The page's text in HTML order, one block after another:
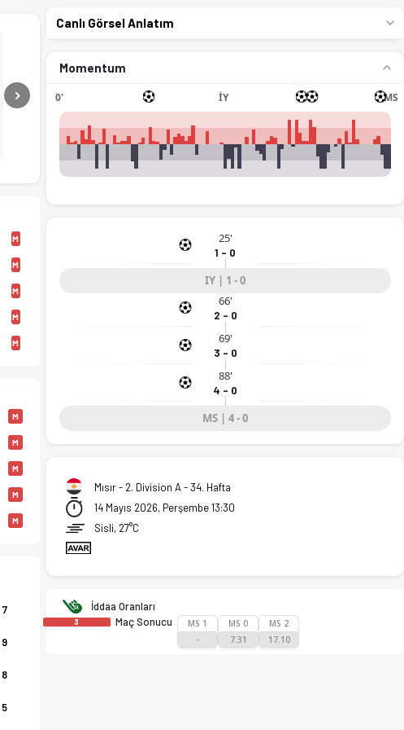
Next
M
M
M
M
M
M
M
M
M
M
7
9
8
5
Canlı Görsel Anlatım
Momentum
0' İY MS
25'
1 - 0
IY | 1 - 0
66'
2 - 0
69'
3 - 0
88'
4 - 0
MS | 4 - 0
Mısır - 2. Division A - 34. Hafta
14 Mayıs 2026, Perşembe 13:30
Sisli, 27°C
İddaa Oranları
3 Maç Sonucu
MS 1
-
MS 0
7.31
MS 2
17.10